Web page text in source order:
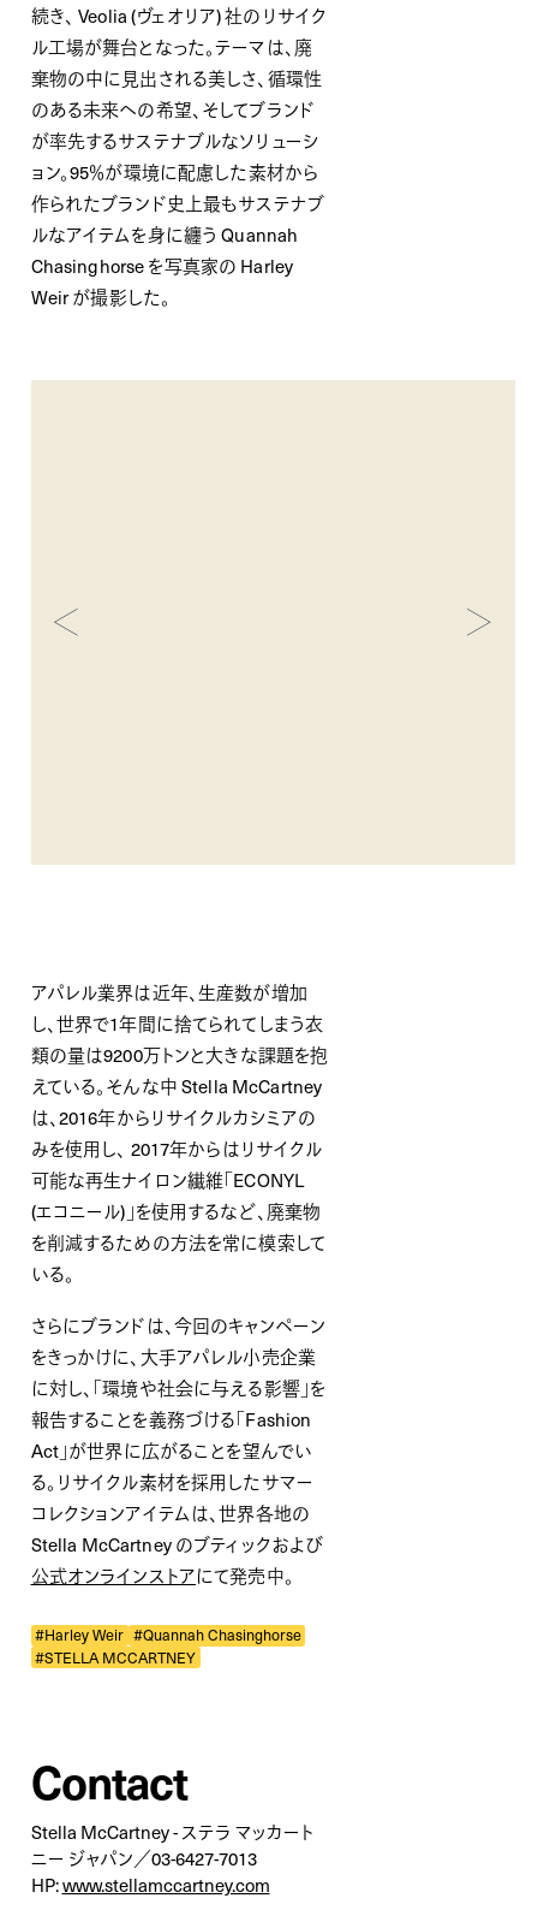
続き、 Veolia (ヴェオリア) 社のリサイク
ル工場が舞台となった。テーマは、廃
棄物の中に見出される美しさ、循環性
のある未来への希望、そしてブランド
が率先するサステナブルなソリューシ
ョン。95％が環境に配慮した素材から
作られたブランド史上最もサステナブ
ルなアイテムを身に纏う Quannah
Chasinghorse を写真家の Harley
Weir が撮影した。
アパレル業界は近年、生産数が増加
し、世界で1年間に捨てられてしまう衣
類の量は9200万トンと大きな課題を抱
えている。そんな中 Stella McCartney
は、2016年からリサイクルカシミアの
みを使用し、 2017年からはリサイクル
可能な再生ナイロン繊維「ECONYL
(エコニール)」を使用するなど、廃棄物
を削減するための方法を常に模索して
いる。
さらにブランドは、今回のキャンペーン
をきっかけに、大手アパレル小売企業
に対し、「環境や社会に与える影響」を
報告することを義務づける「Fashion
Act」が世界に広がることを望んでい
る。リサイクル素材を採用したサマー
コレクションアイテムは、世界各地の
Stella McCartney のブティックおよび
公式オンラインストアにて発売中。
#Harley Weir #Quannah Chasinghorse
#STELLA MCCARTNEY
Contact
Stella McCartney - ステラ マッカート
ニー ジャパン／03-6427-7013
HP:www.stellamccartney.com